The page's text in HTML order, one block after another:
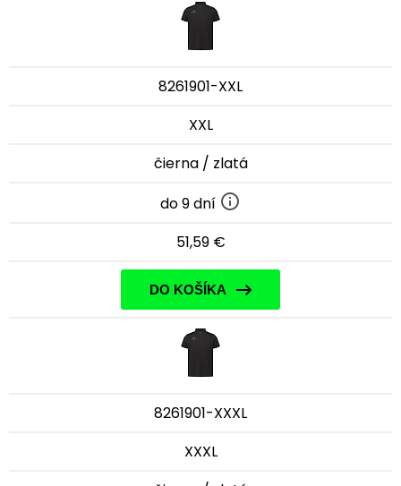
8261901-XXL
XXL
čierna / zlatá
do 9 dní
51,59 €
DO KOŠÍKA
8261901-XXXL
XXXL